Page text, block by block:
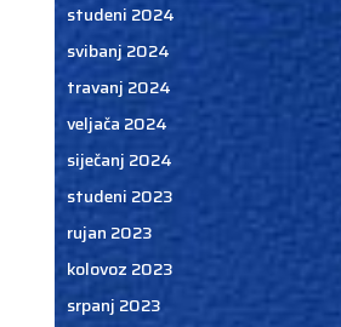
studeni 2024
svibanj 2024
travanj 2024
veljača 2024
siječanj 2024
studeni 2023
rujan 2023
kolovoz 2023
srpanj 2023